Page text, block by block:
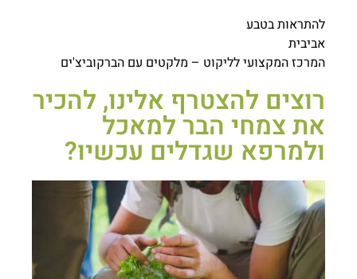
להתראות בטבע
אביבית
המרכז המקצועי לליקוט – מלקטים עם הברקוביצ'ים
רוצים להצטרף אלינו, להכיר
את צמחי הבר למאכל
ולמרפא שגדלים עכשיו?